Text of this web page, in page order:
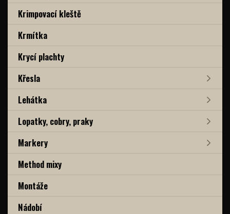
Krimpovací kleště
Krmítka
Krycí plachty
Křesla
Lehátka
Lopatky, cobry, praky
Markery
Method mixy
Montáže
Nádobí